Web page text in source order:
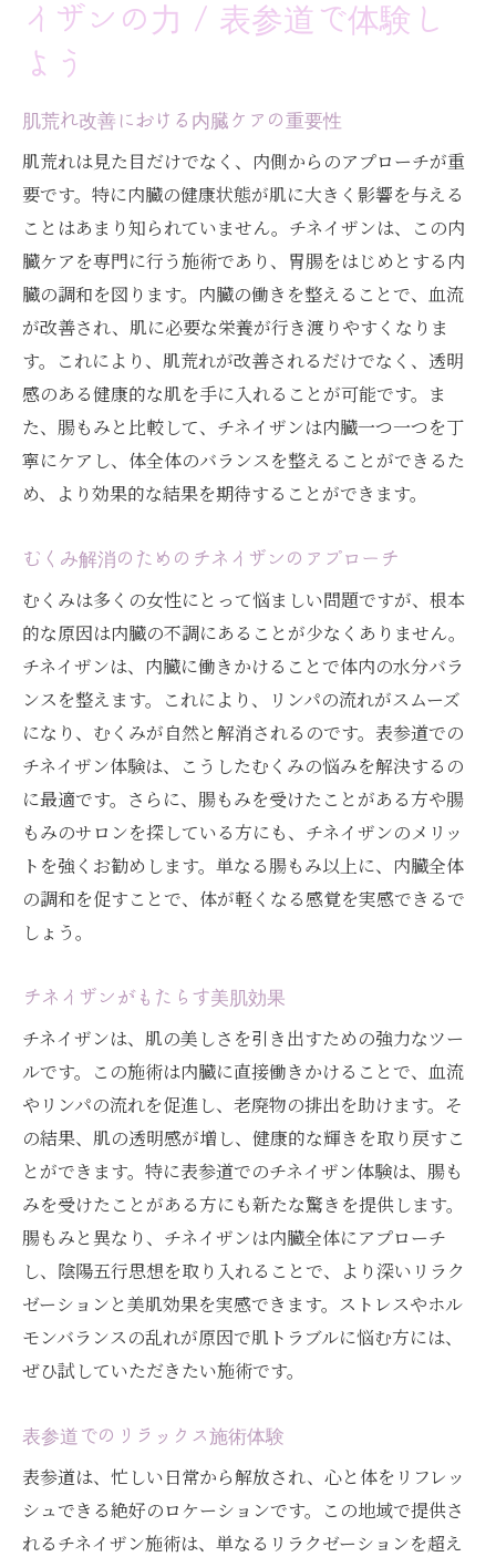
イザンの力 / 表参道で体験し
よう
肌荒れ改善における内臓ケアの重要性
肌荒れは見た目だけでなく、内側からのアプローチが重
要です。特に内臓の健康状態が肌に大きく影響を与える
ことはあまり知られていません。チネイザンは、この内
臓ケアを専門に行う施術であり、胃腸をはじめとする内
臓の調和を図ります。内臓の働きを整えることで、血流
が改善され、肌に必要な栄養が行き渡りやすくなりま
す。これにより、肌荒れが改善されるだけでなく、透明
感のある健康的な肌を手に入れることが可能です。ま
た、腸もみと比較して、チネイザンは内臓一つ一つを丁
寧にケアし、体全体のバランスを整えることができるた
め、より効果的な結果を期待することができます。
むくみ解消のためのチネイザンのアプローチ
むくみは多くの女性にとって悩ましい問題ですが、根本
的な原因は内臓の不調にあることが少なくありません。
チネイザンは、内臓に働きかけることで体内の水分バラ
ンスを整えます。これにより、リンパの流れがスムーズ
になり、むくみが自然と解消されるのです。表参道での
チネイザン体験は、こうしたむくみの悩みを解決するの
に最適です。さらに、腸もみを受けたことがある方や腸
もみのサロンを探している方にも、チネイザンのメリッ
トを強くお勧めします。単なる腸もみ以上に、内臓全体
の調和を促すことで、体が軽くなる感覚を実感できるで
しょう。
チネイザンがもたらす美肌効果
チネイザンは、肌の美しさを引き出すための強力なツー
ルです。この施術は内臓に直接働きかけることで、血流
やリンパの流れを促進し、老廃物の排出を助けます。そ
の結果、肌の透明感が増し、健康的な輝きを取り戻すこ
とができます。特に表参道でのチネイザン体験は、腸も
みを受けたことがある方にも新たな驚きを提供します。
腸もみと異なり、チネイザンは内臓全体にアプローチ
し、陰陽五行思想を取り入れることで、より深いリラク
ゼーションと美肌効果を実感できます。ストレスやホル
モンバランスの乱れが原因で肌トラブルに悩む方には、
ぜひ試していただきたい施術です。
表参道でのリラックス施術体験
表参道は、忙しい日常から解放され、心と体をリフレッ
シュできる絶好のロケーションです。この地域で提供さ
れるチネイザン施術は、単なるリラクゼーションを超え